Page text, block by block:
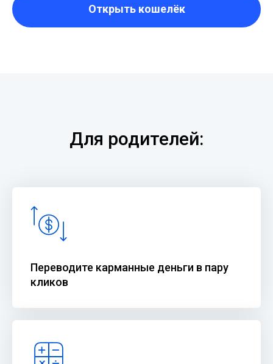
Открыть кошелёк
Для родителей:
Переводите карманные деньги в пару
кликов